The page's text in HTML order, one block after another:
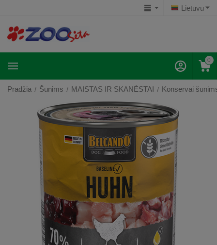
Lietuvu
0
Pradžia / Šunims / MAISTAS IR SKANĖSTAI / Konservai